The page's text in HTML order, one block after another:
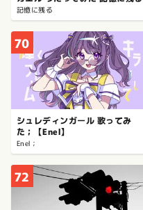
記憶に残る
70
シュレディンガール 歌ってみ
た；【Enel】
Enel；
72